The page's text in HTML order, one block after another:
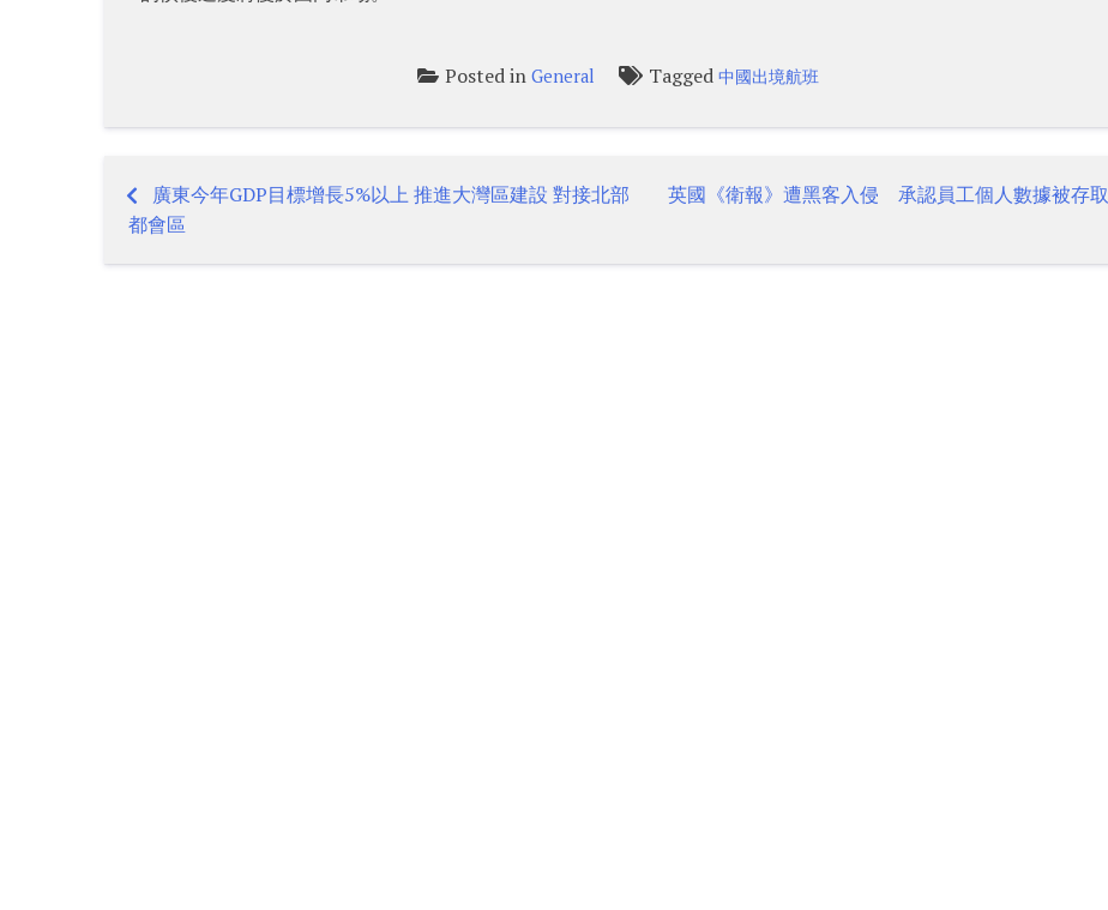
Posted inGeneral Tagged中國出境航班
Post
navigation
廣東今年GDP目標增長5%以上 推進大灣區建設 對接北部
都會區
英國《衛報》遭黑客入侵 承認員工個人數據被存取